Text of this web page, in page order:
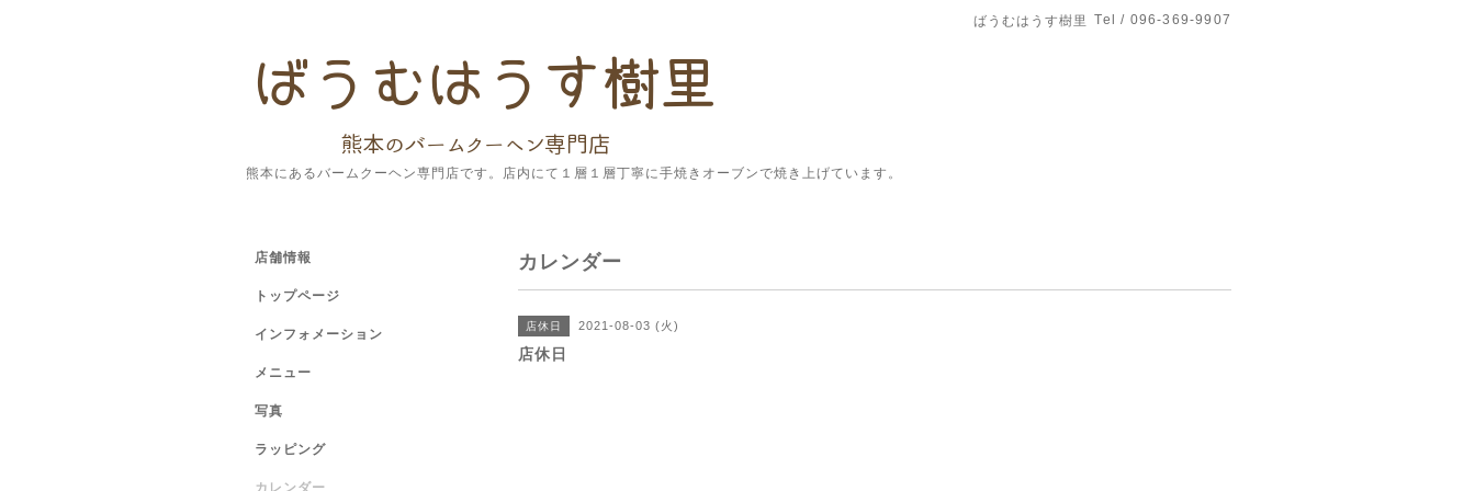
ばうむはうす樹里 Tel / 096-369-9907
熊本にあるバームクーヘン専門店です。店内にて１層１層丁寧に手焼きオーブンで焼き上げています。
カレンダー
店休日 2021-08-03 (火)
店休日
店舗情報
トップページ
インフォメーション
メニュー
写真
ラッピング
カレンダー